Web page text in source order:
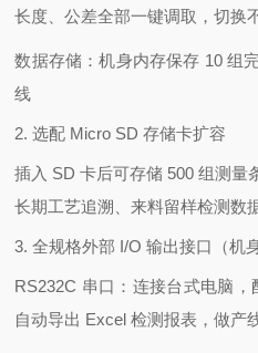
长度、公差全部一键调取，切换
数据存储：机身内存保存 10 组
线
2. 选配 Micro SD 存储卡扩容
插入 SD 卡后可存储 500 组测量
长期工艺追溯、来料留样检测数
3. 全规格外部 I/O 输出接口（机
RS232C 串口：连接台式电脑，
自动导出 Excel 检测报表，做产